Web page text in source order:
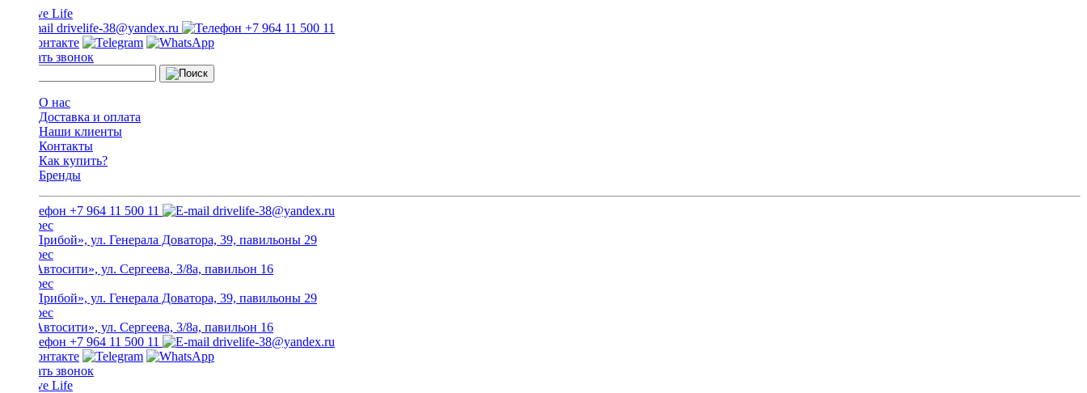
drivelife-38@yandex.ru +7 964 11 500 11
Заказать звонок
О нас
Доставка и оплата
Наши клиенты
Контакты
Как купить?
Бренды
+7 964 11 500 11 drivelife-38@yandex.ru
ТЦ «Прибой», ул. Генерала Доватора, 39, павильоны 29
ТЦ «Автосити», ул. Сергеева, 3/8а, павильон 16
ТЦ «Прибой», ул. Генерала Доватора, 39, павильоны 29
ТЦ «Автосити», ул. Сергеева, 3/8а, павильон 16
+7 964 11 500 11
drivelife-38@yandex.ru
Заказать звонок